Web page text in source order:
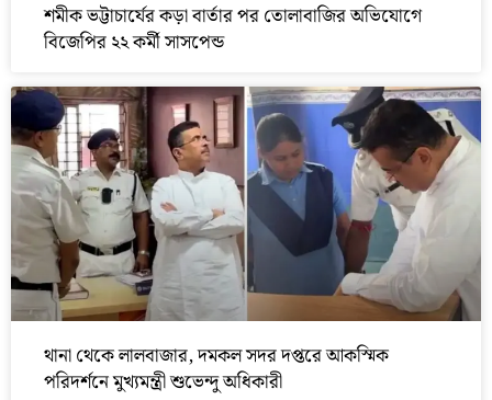
শমীক ভট্টাচার্যের কড়া বার্তার পর তোলাবাজির অভিযোগে
বিজেপির ২২ কর্মী সাসপেন্ড
থানা থেকে লালবাজার, দমকল সদর দপ্তরে আকস্মিক
পরিদর্শনে মুখ্যমন্ত্রী শুভেন্দু অধিকারী